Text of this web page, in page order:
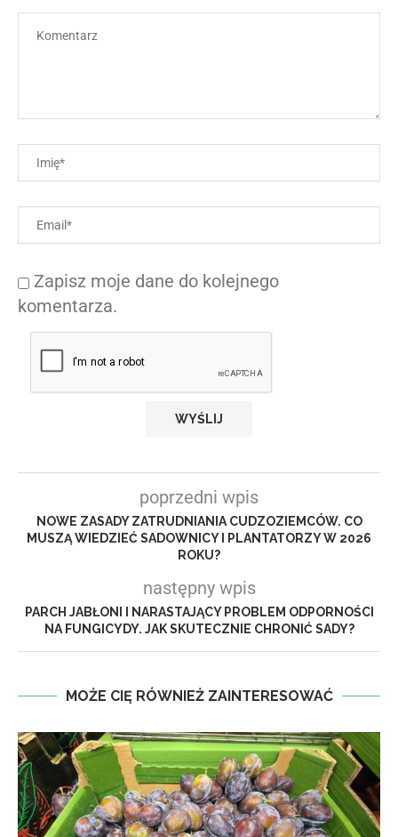
Zapisz moje dane do kolejnego
komentarza.
poprzedni wpis
NOWE ZASADY ZATRUDNIANIA CUDZOZIEMCÓW. CO
MUSZĄ WIEDZIEĆ SADOWNICY I PLANTATORZY W 2026
ROKU?
następny wpis
PARCH JABŁONI I NARASTAJĄCY PROBLEM ODPORNOŚCI
NA FUNGICYDY. JAK SKUTECZNIE CHRONIĆ SADY?
MOŻE CIĘ RÓWNIEŻ ZAINTERESOWAĆ